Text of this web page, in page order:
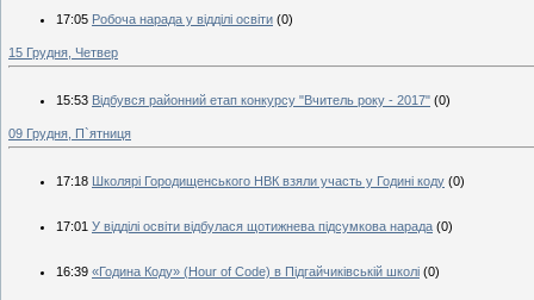
17:05 Робоча нарада у відділі освіти (0)
15 Грудня, Четвер
15:53 Відбувся районний етап конкурсу "Вчитель року - 2017" (0)
09 Грудня, П`ятниця
17:18 Школярі Городищенського НВК взяли участь у Годині коду (0)
17:01 У відділі освіти відбулася щотижнева підсумкова нарада (0)
16:39 «Година Коду» (Hour of Code) в Підгайчиківській школі (0)